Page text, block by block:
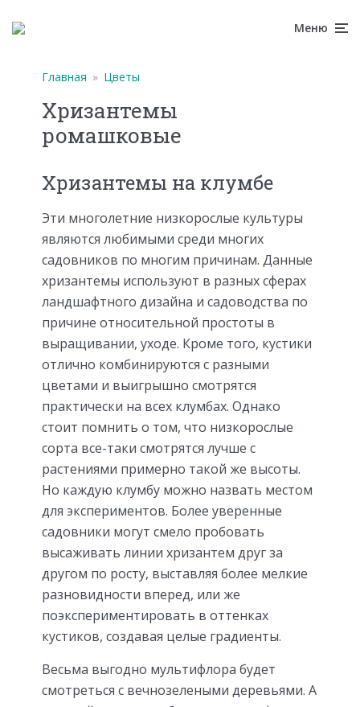
Меню
Главная » Цветы
Хризантемы
ромашковые
Хризантемы на клумбе
Эти многолетние низкорослые культуры
являются любимыми среди многих
садовников по многим причинам. Данные
хризантемы используют в разных сферах
ландшафтного дизайна и садоводства по
причине относительной простоты в
выращивании, уходе. Кроме того, кустики
отлично комбинируются с разными
цветами и выигрышно смотрятся
практически на всех клумбах. Однако
стоит помнить о том, что низкорослые
сорта все-таки смотрятся лучше с
растениями примерно такой же высоты.
Но каждую клумбу можно назвать местом
для экспериментов. Более уверенные
садовники могут смело пробовать
высаживать линии хризантем друг за
другом по росту, выставляя более мелкие
разновидности вперед, или же
поэкспериментировать в оттенках
кустиков, создавая целые градиенты.
Весьма выгодно мультифлора будет
смотреться с вечнозелеными деревьями. А